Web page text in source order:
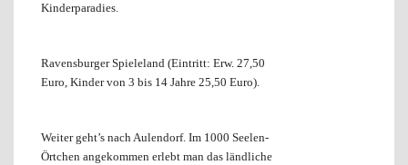
Kinderparadies.
Ravensburger Spieleland (Eintritt: Erw. 27,50
Euro, Kinder von 3 bis 14 Jahre 25,50 Euro).
Weiter geht’s nach Aulendorf. Im 1000 Seelen-
Örtchen angekommen erlebt man das ländliche